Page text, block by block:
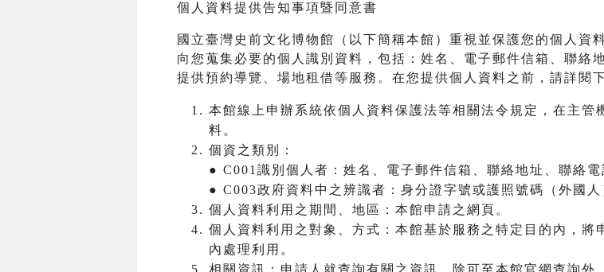
個人資料提供告知事項暨同意書
國立臺灣史前文化博物館（以下簡稱本館）重視並保護您的個人資
向您蒐集必要的個人識別資料，包括：姓名、電子郵件信箱、聯絡
提供預約導覽、場地租借等服務。在您提供個人資料之前，請詳閱
本館線上申辦系統依個人資料保護法等相關法令規定，在主管
料。
個資之類別：
● C001識別個人者：姓名、電子郵件信箱、聯絡地址、聯絡電
● C003政府資料中之辨識者：身分證字號或護照號碼（外國人
個人資料利用之期間、地區：本館申請之網頁。
個人資料利用之對象、方式：本館基於服務之特定目的內，將
內處理利用。